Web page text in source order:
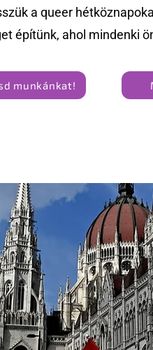
a queer
építünk, ahol mindenki
munkánkat!